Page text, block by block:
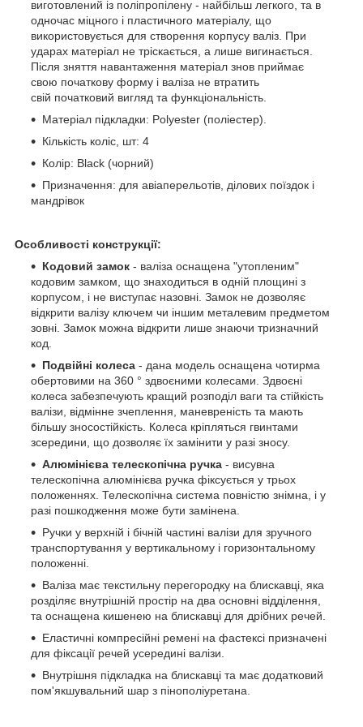
виготовлений із поліпропілену - найбільш легкого, та в
одночас міцного і пластичного матеріалу, що
використовується для створення корпусу валіз. При
ударах матеріал не тріскається, а лише вигинається.
Після зняття навантаження матеріал знов приймає
свою початкову форму і валіза не втратить
свій початковий вигляд та функціональність.
Матеріал підкладки: Polyester (поліестер).
Кількість коліс, шт: 4
Колір: Black (чорний)
Призначення: для авіаперельотів, ділових поїздок і
мандрівок
Особливості конструкції:
Кодовий замок - валіза оснащена "утопленим"
кодовим замком, що знаходиться в одній площині з
корпусом, і не виступає назовні. Замок не дозволяє
відкрити валізу ключем чи іншим металевим предметом
зовні. Замок можна відкрити лише знаючи тризначний
код.
Подвійні колеса - дана модель оснащена чотирма
обертовими на 360 ° здвоєними колесами. Здвоєні
колеса забезпечують кращий розподіл ваги та стійкість
валізи, відмінне зчеплення, маневреність та мають
більшу зносостійкість. Колеса кріпляться гвинтами
зсередини, що дозволяє їх замінити у разі зносу.
Алюмінієва телескопічна ручка - висувна
телескопічна алюмінієва ручка фіксується у трьох
положеннях. Телескопічна система повністю знімна, і у
разі пошкодження може бути замінена.
Ручки у верхній і бічній частині валізи для зручного
транспортування у вертикальному і горизонтальному
положенні.
Валіза має текстильну перегородку на блискавці, яка
розділяє внутрішній простір на два основні відділення,
та оснащена кишенею на блискавці для дрібних речей.
Еластичні компресійні ремені на фастексі призначені
для фіксації речей усередині валізи.
Внутрішня підкладка на блискавці та має додатковий
пом'якшувальний шар з пінополіуретана.